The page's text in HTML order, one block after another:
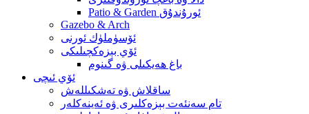
Patio & Garden ئورۇندۇق
Gazebo & Arch
ئۆسۈملۈك ئورنى
ئۆي بېزەكچىلىكى
باغ ھەيكىلى ۋە گىنوم
ئۆي ئىچى
ساقلاش ۋە تەشكىللەش
تام سەنئەت بېزەكلىرى ۋە ئەينەكلەر